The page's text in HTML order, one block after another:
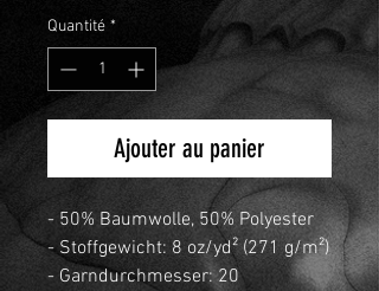
Quantité *
Ajouter au panier
- 50% Baumwolle, 50% Polyester
- Stoffgewicht: 8 oz/yd² (271 g/m²)
- Garndurchmesser: 20